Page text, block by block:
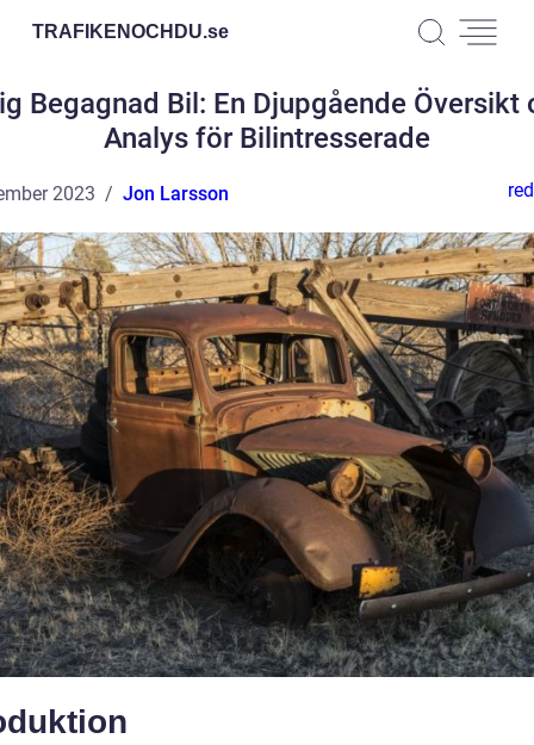
TRAFIKENOCHDU.se
Begagnad Bil: En Djupgående Översikt
Analys för Bilintresserade
2023 Jon Larsson